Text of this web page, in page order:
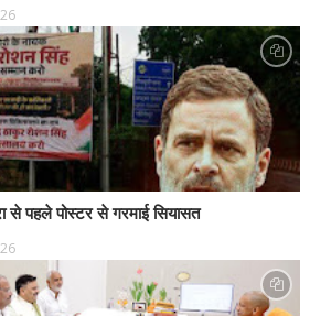
से पहले पोस्टर से गरमाई सियासत